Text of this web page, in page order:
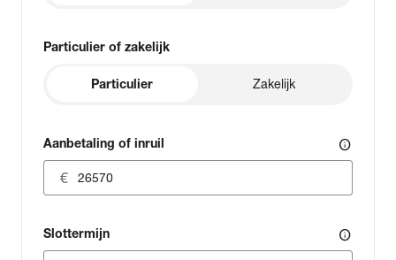
Particulier of zakelijk
Particulier Zakelijk
Aanbetaling of inruil info
Slottermijn info